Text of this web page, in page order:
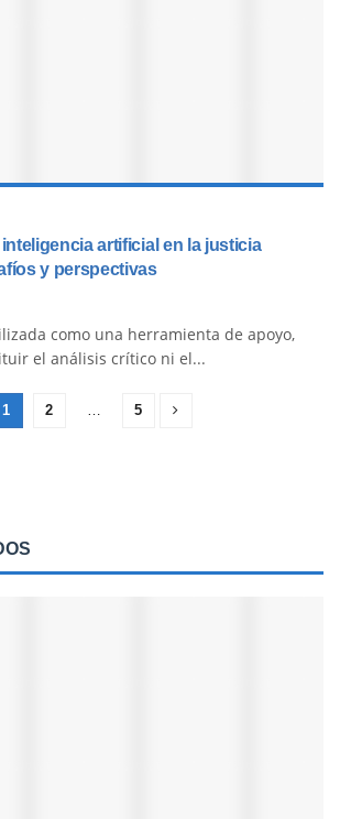
artificial en la justicia
y perspectivas
como una herramienta de apoyo,
el análisis crítico ni el...
1 2 … 5